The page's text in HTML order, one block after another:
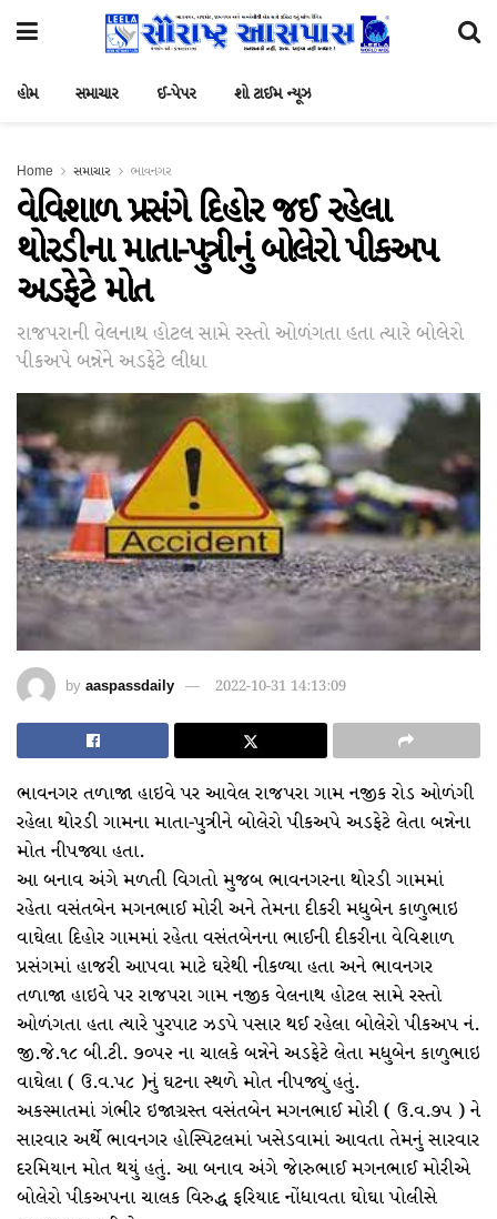
હોમ સમાચાર ઈ-પેપર શો ટાઈમ ન્યૂઝ
Home સમાચાર ભાવનગર
વેવિશાળ પ્રસંગે દિહોર જઈ રહેલા
થોરડીના માતા-પુત્રીનું બોલેરો પીકઅપ
અડફેટે મોત
રાજપરાની વેલનાથ હોટલ સામે રસ્તો ઓળંગતા હતા ત્યારે બોલેરો
પીકઅપે બન્નેને અડફેટે લીધા
by aaspassdaily 2022-10-31 14:13:09
ભાવનગર તળાજા હાઇવે પર આવેલ રાજપરા ગામ નજીક રોડ ઓળંગી
રહેલા થોરડી ગામના માતા-પુત્રીને બોલેરો પીકઅપે અડફેટે લેતા બન્નેના
મોત નીપજ્યા હતા.
આ બનાવ અંગે મળતી વિગતો મુજબ ભાવનગરના થોરડી ગામમાં
રહેતા વસંતબેન મગનભાઈ મોરી અને તેમના દીકરી મધુબેન કાળુભાઇ
વાઘેલા દિહોર ગામમાં રહેતા વસંતબેનના ભાઈની દીકરીના વેવિશાળ
પ્રસંગમાં હાજરી આપવા માટે ઘરેથી નીકળ્યા હતા અને ભાવનગર
તળાજા હાઇવે પર રાજપરા ગામ નજીક વેલનાથ હોટલ સામે રસ્તો
ઓળંગતા હતા ત્યારે પુરપાટ ઝડપે પસાર થઈ રહેલા બોલેરો પીકઅપ નં.
જી.જે.૧૮ બી.ટી. ૭૦૫૨ ના ચાલકે બન્નેને અડફેટે લેતા મધુબેન કાળુભાઇ
વાઘેલા ( ઉ.વ.૫૮ )નું ઘટના સ્થળે મોત નીપજ્યું હતું.
અકસ્માતમાં ગંભીર ઇજાગ્રસ્ત વસંતબેન મગનભાઈ મોરી ( ઉ.વ.૭૫ ) ને
સારવાર અર્થે ભાવનગર હોસ્પિટલમાં ખસેડવામાં આવતા તેમનું સારવાર
દરમિયાન મોત થયું હતું. આ બનાવ અંગે જાેરુભાઈ મગનભાઈ મોરીએ
બોલેરો પીકઅપના ચાલક વિરુદ્ધ ફરિયાદ નોંધાવતા ઘોઘા પોલીસે